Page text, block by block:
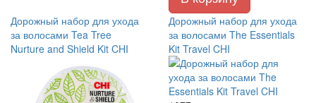
Дорожный набор для ухода
за волосами Tea Tree
Nurture and Shield Kit CHI
Дорожный набор для ухода
за волосами The Essentials
Kit Travel CHI